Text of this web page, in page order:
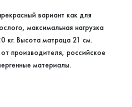
вариант как для
максимальная нагрузка
кг. Высота матраца 21 см.
производителя, российское
материалы.